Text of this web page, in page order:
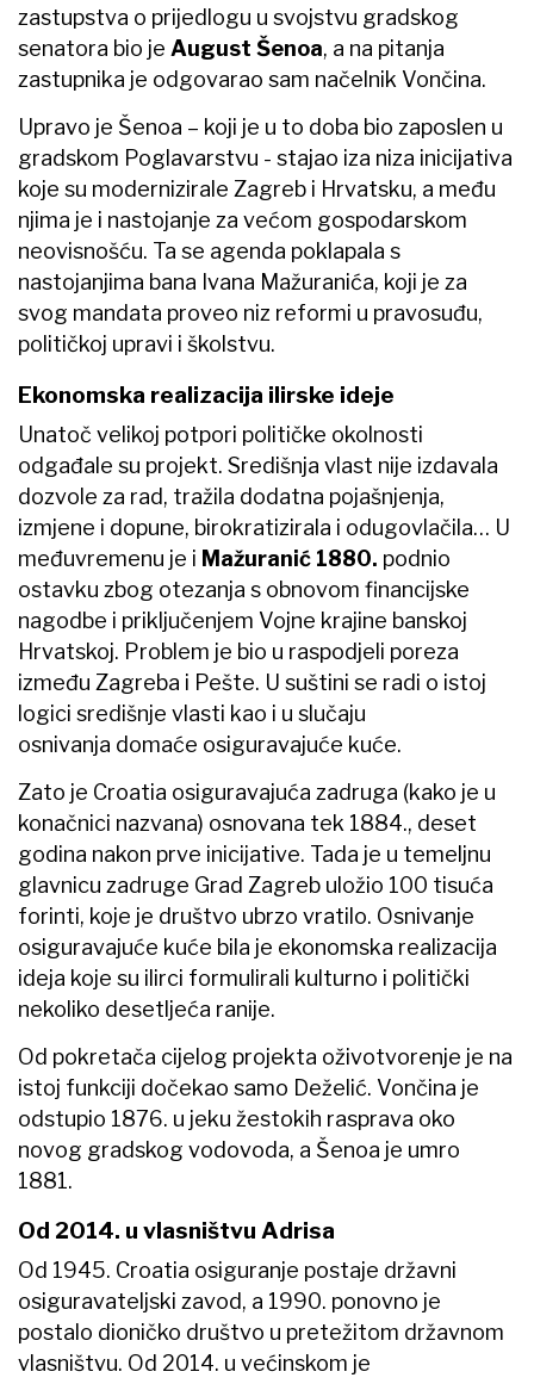
zastupstva o prijedlogu u svojstvu gradskog
senatora bio je August Šenoa, a na pitanja
zastupnika je odgovarao sam načelnik Vončina.
Upravo je Šenoa – koji je u to doba bio zaposlen u
gradskom Poglavarstvu - stajao iza niza inicijativa
koje su modernizirale Zagreb i Hrvatsku, a među
njima je i nastojanje za većom gospodarskom
neovisnošću. Ta se agenda poklapala s
nastojanjima bana Ivana Mažuranića, koji je za
svog mandata proveo niz reformi u pravosuđu,
političkoj upravi i školstvu.
Ekonomska realizacija ilirske ideje
Unatoč velikoj potpori političke okolnosti
odgađale su projekt. Središnja vlast nije izdavala
dozvole za rad, tražila dodatna pojašnjenja,
izmjene i dopune, birokratizirala i odugovlačila… U
međuvremenu je i Mažuranić 1880. podnio
ostavku zbog otezanja s obnovom financijske
nagodbe i priključenjem Vojne krajine banskoj
Hrvatskoj. Problem je bio u raspodjeli poreza
između Zagreba i Pešte. U suštini se radi o istoj
logici središnje vlasti kao i u slučaju
osnivanja domaće osiguravajuće kuće.
Zato je Croatia osiguravajuća zadruga (kako je u
konačnici nazvana) osnovana tek 1884., deset
godina nakon prve inicijative. Tada je u temeljnu
glavnicu zadruge Grad Zagreb uložio 100 tisuća
forinti, koje je društvo ubrzo vratilo. Osnivanje
osiguravajuće kuće bila je ekonomska realizacija
ideja koje su ilirci formulirali kulturno i politički
nekoliko desetljeća ranije.
Od pokretača cijelog projekta oživotvorenje je na
istoj funkciji dočekao samo Deželić. Vončina je
odstupio 1876. u jeku žestokih rasprava oko
novog gradskog vodovoda, a Šenoa je umro
1881.
Od 2014. u vlasništvu Adrisa
Od 1945. Croatia osiguranje postaje državni
osiguravateljski zavod, a 1990. ponovno je
postalo dioničko društvo u pretežitom državnom
vlasništvu. Od 2014. u većinskom je